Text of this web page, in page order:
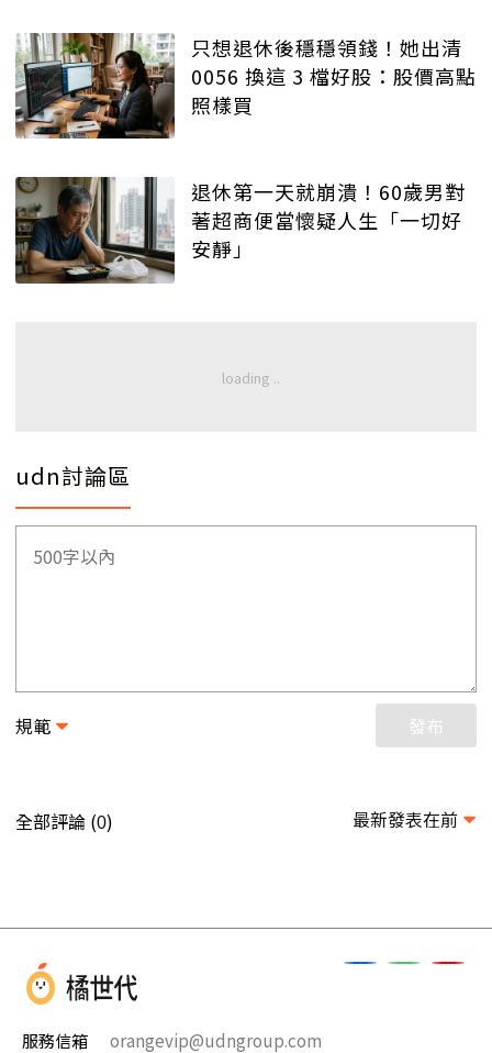
只想退休後穩穩領錢！她出清
0056 換這 3 檔好股：股價高點
照樣買
退休第一天就崩潰！60歲男對
著超商便當懷疑人生「一切好
安靜」
udn討論區
規範 發布
全部評論 (0) 最新發表在前
服務信箱 orangevip@udngroup.com